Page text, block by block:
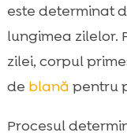
este determinat
lungimea zilelor.
zilei, corpul
de blană pentru
Procesul